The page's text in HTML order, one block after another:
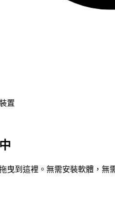
置
曳到這裡。無需安裝軟體，無